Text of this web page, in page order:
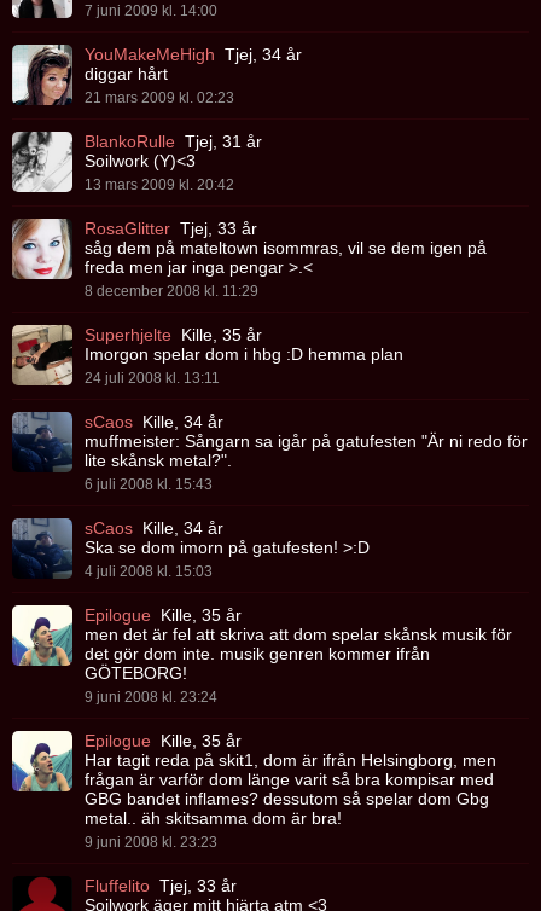
7 juni 2009 kl. 14:00
YouMakeMeHigh Tjej, 34 år
diggar hårt
21 mars 2009 kl. 02:23
BlankoRulle Tjej, 31 år
Soilwork (Y)<3
13 mars 2009 kl. 20:42
RosaGlitter Tjej, 33 år
såg dem på mateltown isommras, vil se dem igen på
freda men jar inga pengar >.<
8 december 2008 kl. 11:29
Superhjelte Kille, 35 år
Imorgon spelar dom i hbg :D hemma plan
24 juli 2008 kl. 13:11
sCaos Kille, 34 år
muffmeister: Sångarn sa igår på gatufesten "Är ni redo för
lite skånsk metal?".
6 juli 2008 kl. 15:43
sCaos Kille, 34 år
Ska se dom imorn på gatufesten! >:D
4 juli 2008 kl. 15:03
Epilogue Kille, 35 år
men det är fel att skriva att dom spelar skånsk musik för
det gör dom inte. musik genren kommer ifrån
GÖTEBORG!
9 juni 2008 kl. 23:24
Epilogue Kille, 35 år
Har tagit reda på skit1, dom är ifrån Helsingborg, men
frågan är varför dom länge varit så bra kompisar med
GBG bandet inflames? dessutom så spelar dom Gbg
metal.. äh skitsamma dom är bra!
9 juni 2008 kl. 23:23
Fluffelito Tjej, 33 år
Soilwork äger mitt hjärta atm <3